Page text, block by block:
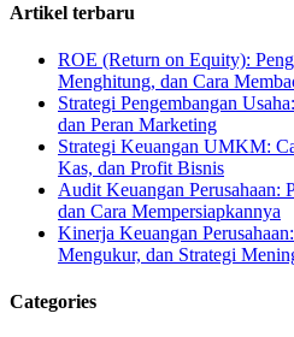
Artikel terbaru
ROE (Return on Equity):
Menghitung, dan Cara
Strategi Pengembangan
dan Peran Marketing
Strategi Keuangan UMKM:
Kas, dan Profit Bisnis
Audit Keuangan Perusahaan:
dan Cara Mempersiapkannya
Kinerja Keuangan
Mengukur, dan Strategi
Categories